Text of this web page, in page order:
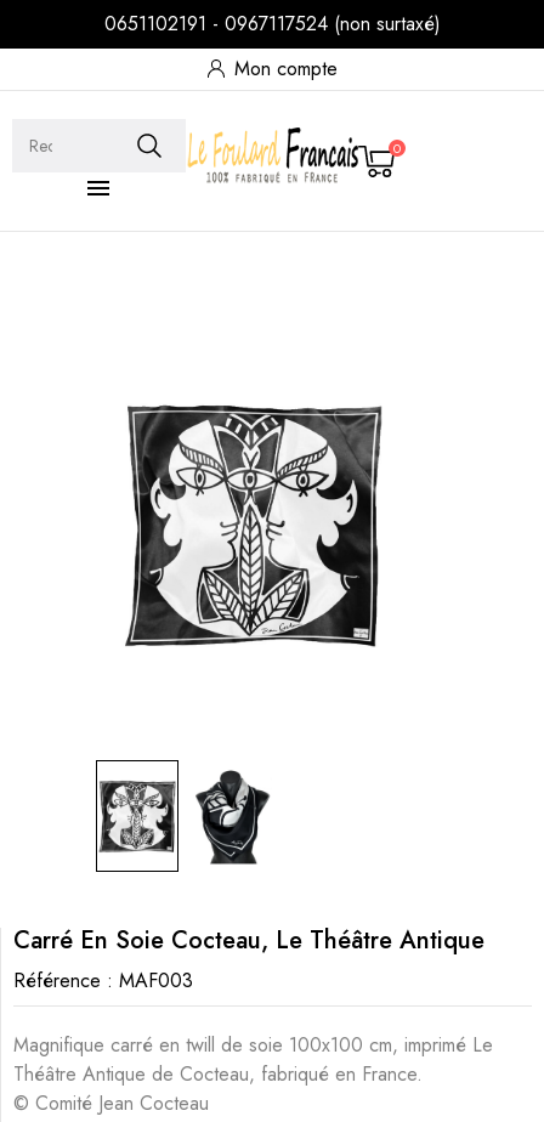
0651102191 - 0967117524 (non surtaxé)
Mon compte

0
Carré En Soie Cocteau, Le Théâtre Antique
Référence : MAF003
Magnifique carré en twill de soie 100x100 cm, imprimé Le
Théâtre Antique de Cocteau, fabriqué en France.
© Comité Jean Cocteau